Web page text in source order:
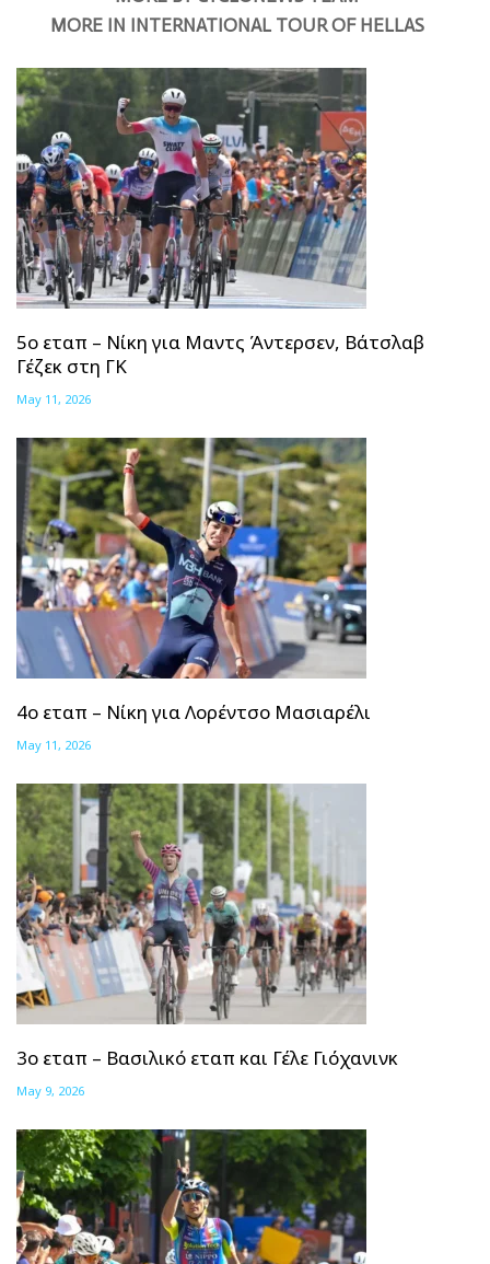
MORE IN INTERNATIONAL TOUR OF HELLAS
5ο εταπ – Νίκη για Μαντς Άντερσεν, Βάτσλαβ
Γέζεκ στη ΓΚ
May 11, 2026
4ο εταπ – Νίκη για Λορέντσο Μασιαρέλι
May 11, 2026
3ο εταπ – Βασιλικό εταπ και Γέλε Γιόχανινκ
May 9, 2026